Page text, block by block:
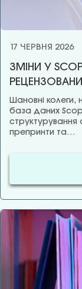
17 ЧЕРВНЯ 2026
ЗМІНИ У
Шановні колеги,
база даних
структурування
препринти та…